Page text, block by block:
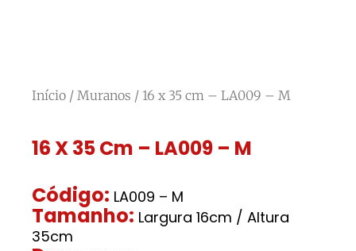
Início / Muranos / 16 x 35 cm – LA009 – M
16 X 35 Cm – LA009 – M
Código: LA009 – M
Tamanho: Largura 16cm / Altura
35cm